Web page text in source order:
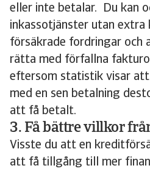
eller inte betalar. Du kan
inkassotjänster utan extra
försäkrade fordringar och
rätta med förfallna
eftersom statistik visar
med en sen betalning
att få betalt.
3. Få bättre villkor
Visste du att en
att få tillgång till mer